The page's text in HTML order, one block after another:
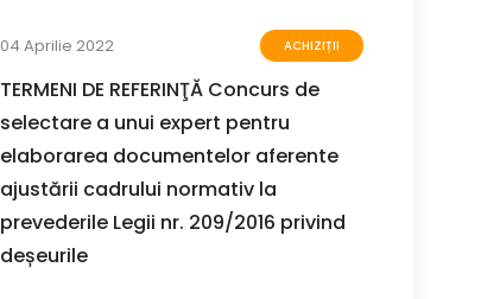
04 Aprilie 2022 ACHIZIȚII
TERMENI DE REFERINŢĂ Concurs de
selectare a unui expert pentru
elaborarea documentelor aferente
ajustării cadrului normativ la
prevederile Legii nr. 209/2016 privind
deșeurile